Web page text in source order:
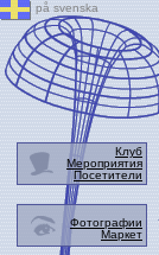
på svenska
Клуб
Мероприятия
Посетители
Фотографии
Маркет